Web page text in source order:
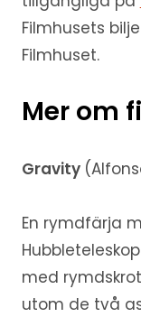
Filmhusets
Filmhuset.
Mer om
Gravity
En rymdfärja
med
utom de två